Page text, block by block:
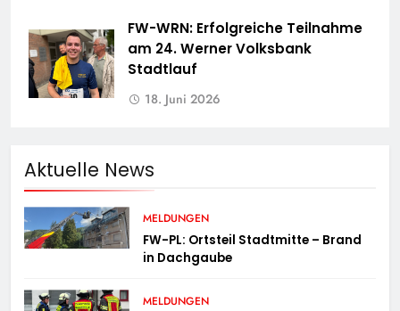
FW-WRN: Erfolgreiche Teilnahme
am 24. Werner Volksbank
Stadtlauf
18. Juni 2026
Aktuelle News
MELDUNGEN
FW-PL: Ortsteil Stadtmitte – Brand
in Dachgaube
MELDUNGEN